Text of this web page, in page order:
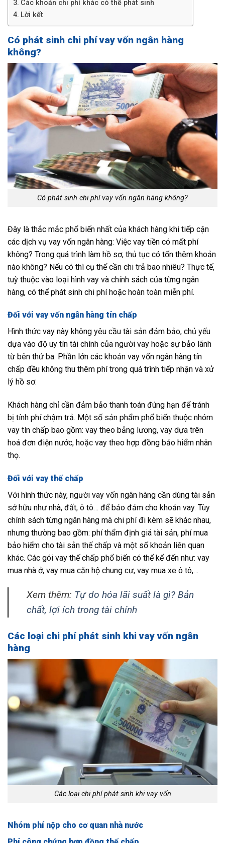
Các khoản chi phí khác có thể phát sinh
Lời kết
Có phát sinh chi phí vay vốn ngân hàng
không?
Có phát sinh chi phí vay vốn ngân hàng không?
Đây là thắc mắc phổ biến nhất của khách hàng khi tiếp cận
các dịch vụ vay vốn ngân hàng: Việc vay tiền có mất phí
không? Trong quá trình làm hồ sơ, thủ tục có tốn thêm khoản
nào không? Nếu có thì cụ thể cần chi trả bao nhiêu? Thực tế,
tuỳ thuộc vào loại hình vay và chính sách của từng ngân
hàng, có thể phát sinh chi phí hoặc hoàn toàn miễn phí.
Đối với vay vốn ngân hàng tín chấp
Hình thức vay này không yêu cầu tài sản đảm bảo, chủ yếu
dựa vào độ uy tín tài chính của người vay hoặc sự bảo lãnh
từ bên thứ ba. Phần lớn các khoản vay vốn ngân hàng tín
chấp đều không thu thêm phí trong quá trình tiếp nhận và xử
lý hồ sơ.
Khách hàng chỉ cần đảm bảo thanh toán đúng hạn để tránh
bị tính phí chậm trả. Một số sản phẩm phổ biến thuộc nhóm
vay tín chấp bao gồm: vay theo bảng lương, vay dựa trên
hoá đơn điện nước, hoặc vay theo hợp đồng bảo hiểm nhân
thọ.
Đối với vay thế chấp
Với hình thức này, người vay vốn ngân hàng cần dùng tài sản
sở hữu như nhà, đất, ô tô… để bảo đảm cho khoản vay. Tùy
chính sách từng ngân hàng mà chi phí đi kèm sẽ khác nhau,
nhưng thường bao gồm: phí thẩm định giá tài sản, phí mua
bảo hiểm cho tài sản thế chấp và một số khoản liên quan
khác. Các gói vay thế chấp phổ biến có thể kể đến như: vay
mua nhà ở, vay mua căn hộ chung cư, vay mua xe ô tô,…
Xem thêm: Tự do hóa lãi suất là gì? Bản
chất, lợi ích trong tài chính
Các loại chi phí phát sinh khi vay vốn ngân
hàng
Các loại chi phí phát sinh khi vay vốn
Nhóm phí nộp cho cơ quan nhà nước